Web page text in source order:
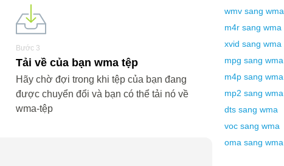
Bước 3
Tải về của bạn wma tệp
Hãy chờ đợi trong khi tệp của bạn đang
được chuyển đổi và bạn có thể tải nó về
wma-tệp
wmv sang wma
m4r sang wma
xvid sang wma
mpg sang wma
m4p sang wma
mp2 sang wma
dts sang wma
voc sang wma
oma sang wma